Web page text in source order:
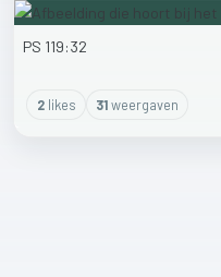
PS 119:32
2likes 31weergaven